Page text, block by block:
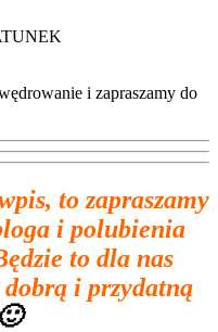
i zapraszamy do
to zapraszamy
i polubienia
to dla nas
i przydatną
🙂